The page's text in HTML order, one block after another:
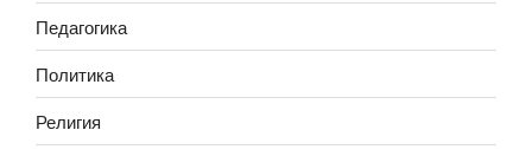
Педагогика
Политика
Религия